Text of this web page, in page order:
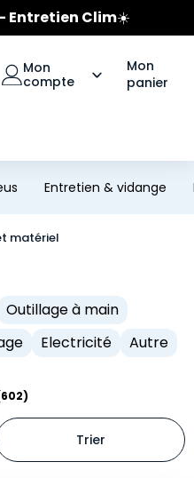
Bridgestone
sécurité🔥
sur les pneus Bridgestone
Mon
compte
Mon
panier
Entretien & vidange
matériel
Outillage à main
Electricité Autre
Trier